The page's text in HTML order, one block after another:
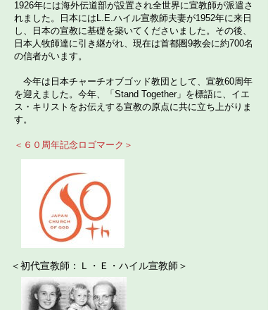
1926年には海外伝道部が設置され全世界に宣教師が派遣さ
れました。日本にはL.E.ハイル宣教師夫妻が1952年に来日
し、日本の宣教に基礎を築いてくださいました。その後、
日本人牧師達に引き継がれ、現在は首都圏9教会に約700名
の信者がいます。
今年は日本チャーチオブゴッド教団として、宣教60周年
を迎えました。今年、「Stand Together」を標語に、イエ
ス・キリストをお伝えする宣教の原点に共に立ち上がりま
す。
＜６０周年記念ロゴマーク＞
＜初代宣教師：Ｌ・Ｅ・ハイル宣教師＞